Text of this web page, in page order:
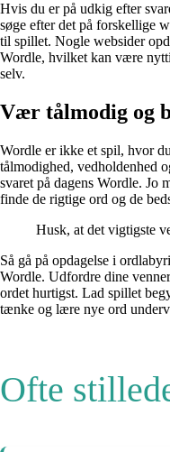
Hvis du er på udkig efter
søge efter det på forskellige
til spillet. Nogle websider
Wordle, hvilket kan være
selv.
Vær tålmodig og
Wordle er ikke et spil, hvor
tålmodighed, vedholdenhed
svaret på dagens Wordle. Jo
finde de rigtige ord og de
Husk, at det vigtigste
Så gå på opdagelse i
Wordle. Udfordre dine
ordet hurtigst. Lad spillet
tænke og lære nye ord
Ofte